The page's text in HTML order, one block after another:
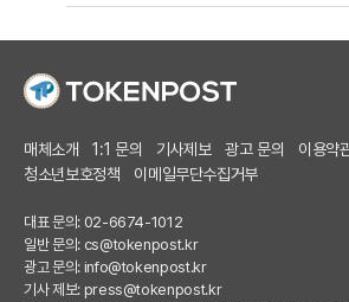
매체소개 1:1 문의 기사제보 광고 문의 이용약
청소년보호정책
이메일무단수집거부
대표 문의: 02-6674-1012
일반 문의: cs@tokenpost.kr
광고 문의: info@tokenpost.kr
기사 제보: press@tokenpost.kr